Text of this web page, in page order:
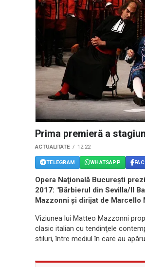
Prima premieră a
ACTUALITATE 12:22
TELEGRAM WHATSAPP
Opera Naţională Bucureşti
2017: "Bărbierul din Sevilla/Il
Mazzonni şi dirijat de
Viziunea lui Matteo Mazzonni
clasic italian cu tendinţele
stiluri, între mediul în care au